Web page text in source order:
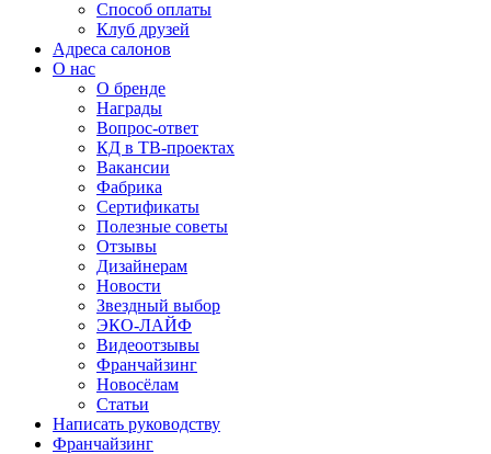
Способ оплаты
Клуб друзей
Адреса салонов
О нас
О бренде
Награды
Вопрос-ответ
КД в ТВ-проектах
Вакансии
Фабрика
Сертификаты
Полезные советы
Отзывы
Дизайнерам
Новости
Звездный выбор
ЭКО-ЛАЙФ
Видеоотзывы
Франчайзинг
Новосёлам
Статьи
Написать руководству
Франчайзинг